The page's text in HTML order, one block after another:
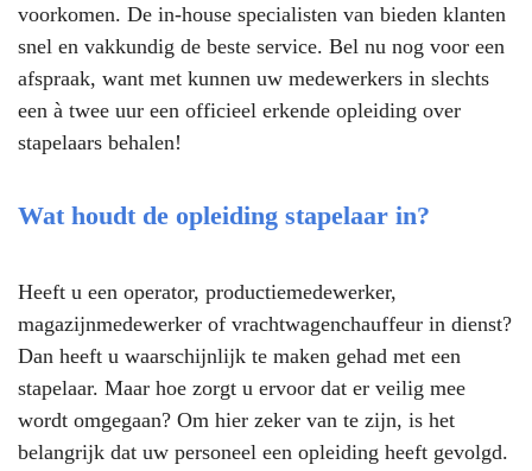
voorkomen. De in-house specialisten van bieden klanten
snel en vakkundig de beste service. Bel nu nog voor een
afspraak, want met kunnen uw medewerkers in slechts
een à twee uur een officieel erkende opleiding over
stapelaars behalen!
Wat houdt de opleiding stapelaar in?
Heeft u een operator, productiemedewerker,
magazijnmedewerker of vrachtwagenchauffeur in dienst?
Dan heeft u waarschijnlijk te maken gehad met een
stapelaar. Maar hoe zorgt u ervoor dat er veilig mee
wordt omgegaan? Om hier zeker van te zijn, is het
belangrijk dat uw personeel een opleiding heeft gevolgd.